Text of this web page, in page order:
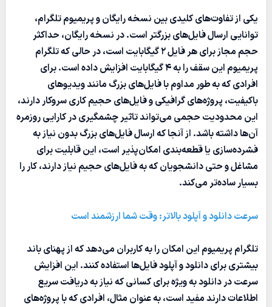
یکی از تفاوت‌های کلیدی بین نسخه رایگان و پریمیوم تلگرام،
توانایی ارسال فایل‌های بزرگتر است. در نسخه رایگان، حداکثر
حجم مجاز برای هر فایل ۲ گیگابایت است، در حالی که تلگرام
پریمیوم این سقف را به ۴ گیگابایت افزایش داده است. برای
افرادی که به طور مداوم با فایل‌های بزرگ مانند ویدیوهای
باکیفیت، پروژه‌های گرافیکی و فایل‌های حجیم کاری سروکار دارند،
این محدودیت حجمی می‌تواند تاثیر چشمگیری در کارایی روزمره
آن‌ها داشته باشد. از آنجا که ارسال فایل‌های بزرگ بدون نیاز به
فشرده‌سازی یا قطعه‌بندی امکان‌پذیر است، این قابلیت برای
مشاغل و حتی دانشجویان که به فایل‌های حجیم نیاز دارند، کار را
بسیار ساده‌تر می‌کند.
سرعت دانلود و آپلود بالاتر: وقت شما ارزشمند است
تلگرام پریمیوم این امکان را به کاربران می‌دهد که از پهنای باند
بیشتری برای دانلود و آپلود فایل‌ها استفاده کنند. این افزایش
سرعت در دانلود به ویژه برای کسانی که نیاز به دریافت سریع
اطلاعات دارند مفید است، به عنوان مثال، افرادی که با پروژه‌های